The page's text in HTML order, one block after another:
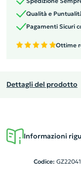
Qualità e
Pagamenti Sicuri
Ottime
Dettagli del prodotto
Informazioni
Codice: